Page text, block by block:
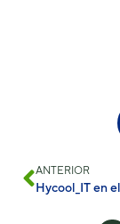
ANTERIOR